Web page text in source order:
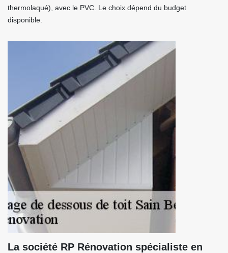
thermolaqué), avec le PVC. Le choix dépend du budget
disponible.
La société RP Rénovation spécialiste en